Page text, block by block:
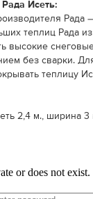
Исеть:
Рада
теплиц Рада
высокие
без сварки.
теплицу
2,4 м., ширина 3